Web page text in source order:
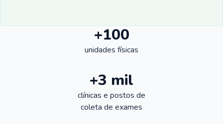
+100
unidades físicas
+3 mil
clínicas e postos de
coleta de exames